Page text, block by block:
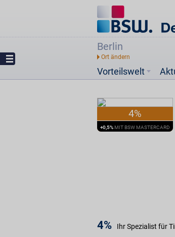
Berlin
Vorteilswelt
4%
+0,5% MIT BSW MASTERCARD
4% Ihr Spezialist für